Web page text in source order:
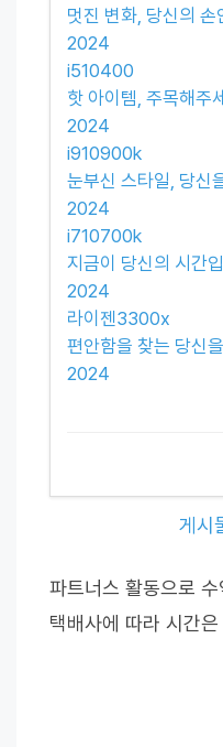
멋진 변화, 당신의
2024
i510400
핫 아이템, 주목해주
2024
i910900k
눈부신 스타일, 당신
2024
i710700k
지금이 당신의 시간
2024
라이젠3300x
편안함을 찾는 당신
2024
게시
파트너스 활동으로
택배사에 따라 시간